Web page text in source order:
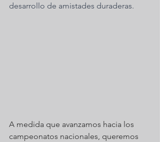
desarrollo de amistades duraderas.
A medida que avanzamos hacia los
campeonatos nacionales, queremos